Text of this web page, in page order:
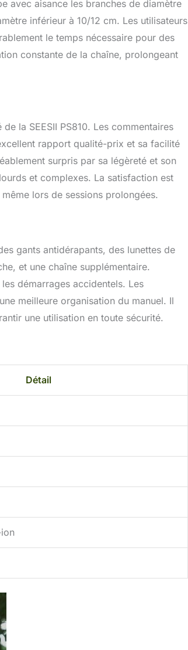
automatique de la chaîne,
de vie de la machine pour une coupe
: Fonctionnant sur batterie pour un
cette élagueuse batterie est un choix
l’environnement pour l’élagage et
avec aisance les branches de diamètre
inférieur à 10/12 cm. Les utilisateurs
le temps nécessaire pour des
constante de la chaîne, prolongeant
la SEESII PS810. Les commentaires
rapport qualité-prix et sa facilité
surpris par sa légèreté et son
et complexes. La satisfaction est
lors de sessions prolongées.
gants antidérapants, des lunettes de
et une chaîne supplémentaire.
démarrages accidentels. Les
meilleure organisation du manuel. Il
une utilisation en toute sécurité.
Détail